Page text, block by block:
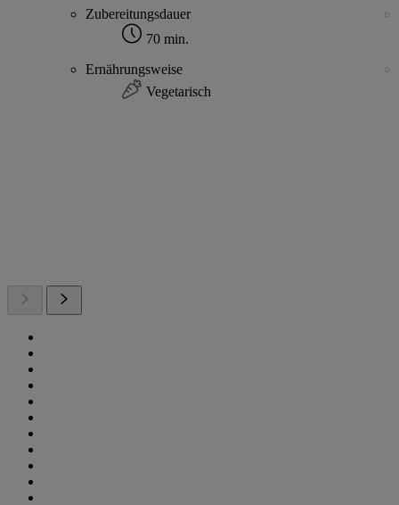
Zubereitungsdauer
70 min.
Ernährungsweise
Vegetarisch